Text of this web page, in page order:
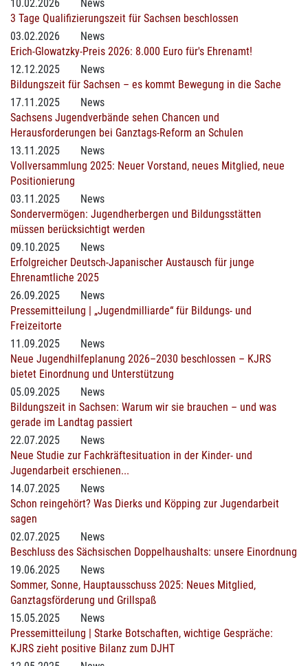
10.02.2026
News
3 Tage Qualifizierungszeit für Sachsen beschlossen
03.02.2026
News
Erich-Glowatzky-Preis 2026: 8.000 Euro für's Ehrenamt!
12.12.2025
News
Bildungszeit für Sachsen – es kommt Bewegung in die Sache
17.11.2025
News
Sachsens Jugendverbände sehen Chancen und
Herausforderungen bei Ganztags-Reform an Schulen
13.11.2025
News
Vollversammlung 2025: Neuer Vorstand, neues Mitglied, neue
Positionierung
03.11.2025
News
Sondervermögen: Jugendherbergen und Bildungsstätten
müssen berücksichtigt werden
09.10.2025
News
Erfolgreicher Deutsch-Japanischer Austausch für junge
Ehrenamtliche 2025
26.09.2025
News
Pressemitteilung | „Jugendmilliarde“ für Bildungs- und
Freizeitorte
11.09.2025
News
Neue Jugendhilfeplanung 2026–2030 beschlossen – KJRS
bietet Einordnung und Unterstützung
05.09.2025
News
Bildungszeit in Sachsen: Warum wir sie brauchen – und was
gerade im Landtag passiert
22.07.2025
News
Neue Studie zur Fachkräftesituation in der Kinder- und
Jugendarbeit erschienen...
14.07.2025
News
Schon reingehört? Was Dierks und Köpping zur Jugendarbeit
sagen
02.07.2025
News
Beschluss des Sächsischen Doppelhaushalts: unsere Einordnung
19.06.2025
News
Sommer, Sonne, Hauptausschuss 2025: Neues Mitglied,
Ganztagsförderung und Grillspaß
15.05.2025
News
Pressemitteilung | Starke Botschaften, wichtige Gespräche:
KJRS zieht positive Bilanz zum DJHT